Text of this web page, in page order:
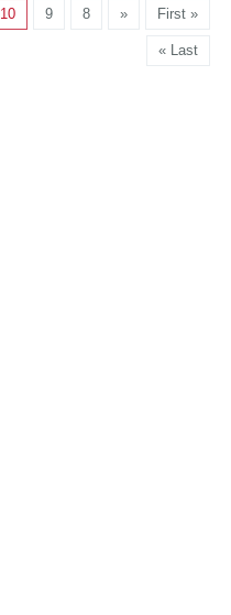
« First
«
8
9
10
Last »